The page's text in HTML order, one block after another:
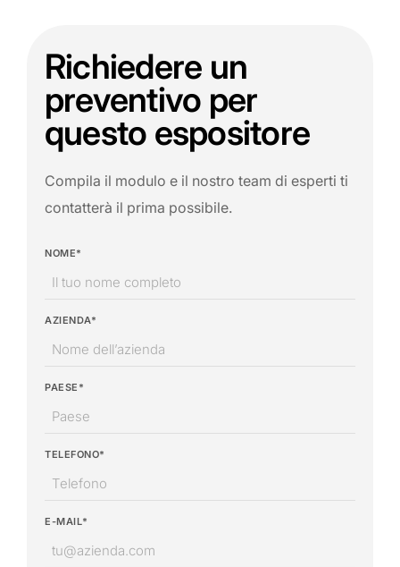
Richiedere un
preventivo per
questo espositore
Compila il modulo e il nostro team di esperti ti
contatterà il prima possibile.
NOME*
AZIENDA*
PAESE*
TELEFONO*
E-MAIL*